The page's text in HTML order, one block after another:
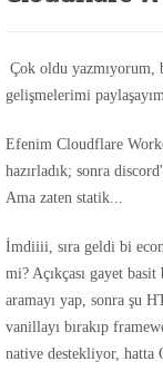
Çok oldu yazmıyorum,
gelişmelerimi
Efenim Cloudflare
hazırladık; sonra
Ama zaten statik...
İmdiiii, sıra geldi bi
mi? Açıkçası gayet
aramayı yap, sonra şu
vanillayı bırakıp
native destekliyor, hatta